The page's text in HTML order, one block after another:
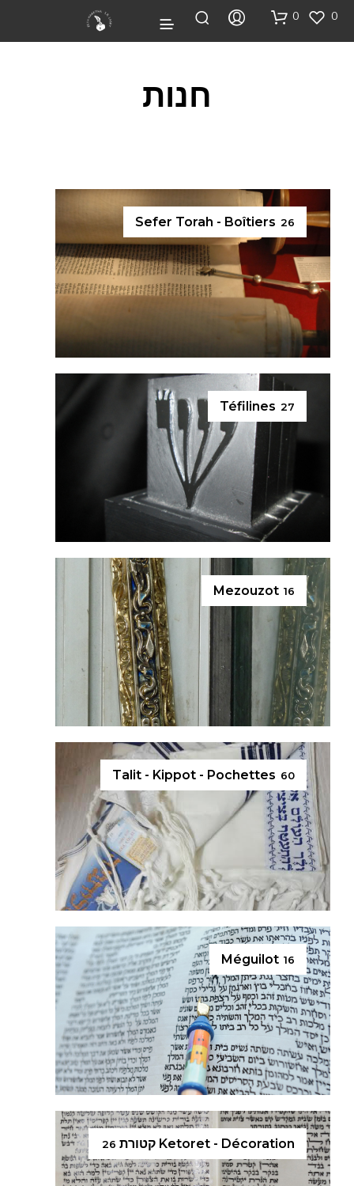
0
0
חנות
Sefer Torah - Boîtiers 26
Téfilines 27
Mezouzot 16
Talit - Kippot - Pochettes 60
Méguilot 16
Ketoret - Décoration קטורת 26